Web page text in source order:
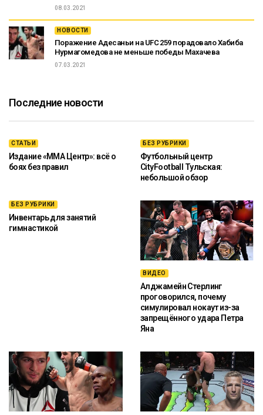
08.03.2021
НОВОСТИ
Поражение Адесаньи на UFC 259 порадовало Хабиба
Нурмагомедова не меньше победы Махачева
07.03.2021
Последние новости
СТАТЬИ
Издание «ММА Центр»: всё о
боях без правил
БЕЗ РУБРИКИ
Футбольный центр
CityFootball Тульская:
небольшой обзор
БЕЗ РУБРИКИ
Инвентарь для занятий
гимнастикой
ВИДЕО
Алджамейн Стерлинг
проговорился, почему
симулировал нокаут из-за
запрещённого удара Петра
Яна